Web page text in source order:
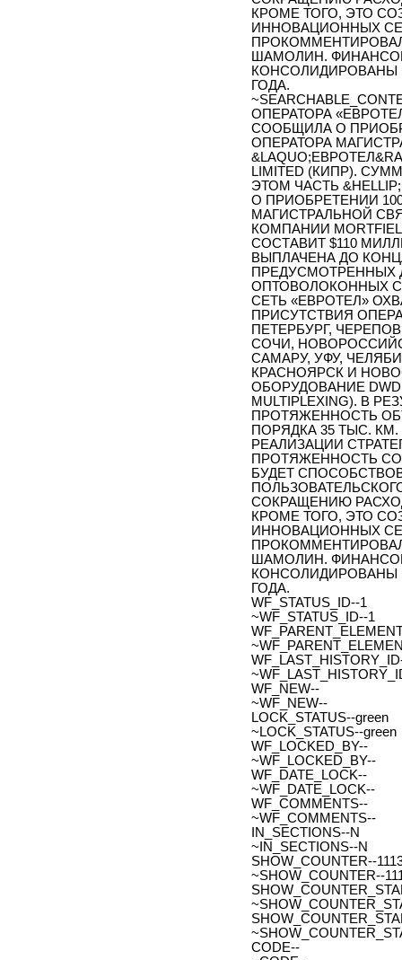
КРОМЕ ТОГО, ЭТО
ИННОВАЦИОННЫХ
ШАМОЛИН.
КОНСОЛИДИРОВАНЫ
ГОДА.
ОПЕРАТОРА
СООБЩИЛА О
ОПЕРАТОРА
LIMITED (КИПР).
ЭТОМ ЧАСТЬ
О ПРИОБРЕТЕНИИ
МАГИСТРАЛЬНОЙ
КОМПАНИИ
СОСТАВИТ $110
ВЫПЛАЧЕНА ДО
ПРЕДУСМОТРЕННЫХ
ОПТОВОЛОКОННЫХ
СЕТЬ «ЕВРОТЕЛ»
ПРИСУТСТВИЯ
ПЕТЕРБУРГ,
СОЧИ,
САМАРУ, УФУ,
КРАСНОЯРСК И
ОБОРУДОВАНИЕ
MULTIPLEXING). В
ПРОТЯЖЕННОСТЬ
ПОРЯДКА 35 ТЫС.
РЕАЛИЗАЦИИ
ПРОТЯЖЕННОСТЬ
БУДЕТ
СОКРАЩЕНИЮ
КРОМЕ ТОГО, ЭТО
ИННОВАЦИОННЫХ
ШАМОЛИН.
КОНСОЛИДИРОВАНЫ
ГОДА.
WF_STATUS_ID--1
~WF_STATUS_ID--1
WF_NEW--
~WF_NEW--
LOCK_STATUS--green
~LOCK_STATUS--green
WF_LOCKED_BY--
~WF_LOCKED_BY--
WF_DATE_LOCK--
~WF_DATE_LOCK--
WF_COMMENTS--
~WF_COMMENTS--
IN_SECTIONS--N
~IN_SECTIONS--N
SHOW_COUNTER--
~SHOW_COUNTER--
CODE--